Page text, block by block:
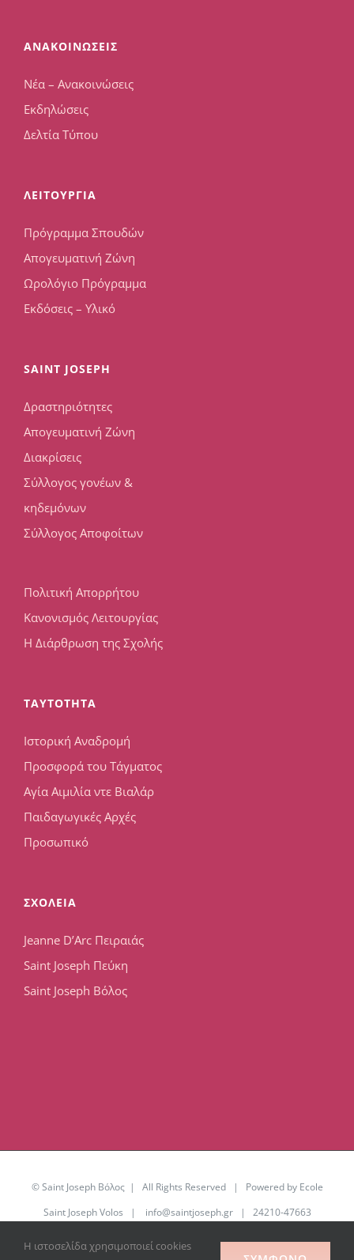
ΑΝΑΚΟΙΝΩΣΕΙΣ
Νέα – Ανακοινώσεις
Εκδηλώσεις
Δελτία Τύπου
ΛΕΙΤΟΥΡΓΙΑ
Πρόγραμμα Σπουδών
Απογευματινή Ζώνη
Ωρολόγιο Πρόγραμμα
Εκδόσεις – Υλικό
SAINT JOSEPH
Δραστηριότητες
Απογευματινή Ζώνη
Διακρίσεις
Σύλλογος γονέων &
κηδεμόνων
Σύλλογος Αποφοίτων
Πολιτική Απορρήτου
Κανονισμός Λειτουργίας
Η Διάρθρωση της Σχολής
TAYTOTHTA
Ιστορική Αναδρομή
Προσφορά του Τάγματος
Αγία Αιμιλία ντε Βιαλάρ
Παιδαγωγικές Αρχές
Προσωπικό
ΣΧΟΛΕΙΑ
Jeanne D’Arc Πειραιάς
Saint Joseph Πεύκη
Saint Joseph Βόλος
© Saint Joseph Βόλος | All Rights Reserved | Powered by Ecole
Saint Joseph Volos | info@saintjoseph.gr| 24210-47663
FacebookYouTube
Η ιστοσελίδα χρησιμοποιεί cookies